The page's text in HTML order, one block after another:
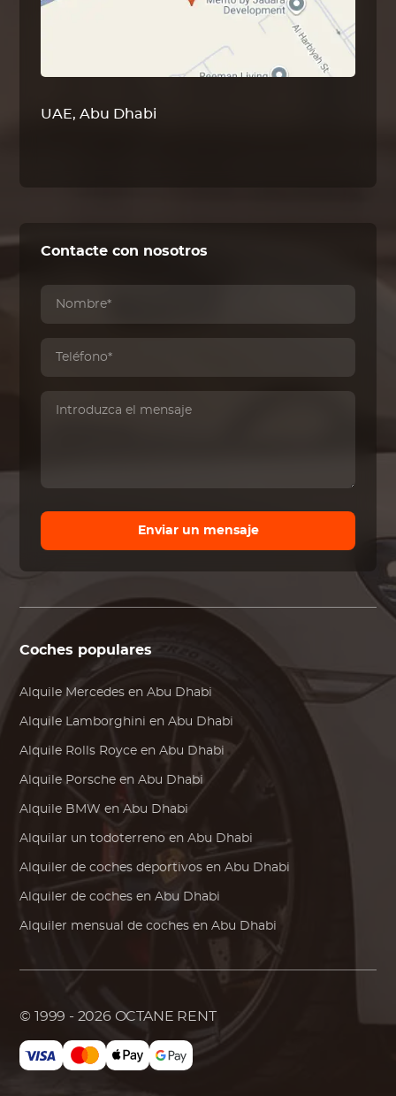
UAE, Abu Dhabi
Contacte con nosotros
Enviar un mensaje
Coches populares
Alquile Mercedes en Abu Dhabi
Alquile Lamborghini en Abu Dhabi
Alquile Rolls Royce en Abu Dhabi
Alquile Porsche en Abu Dhabi
Alquile BMW en Abu Dhabi
Alquilar un todoterreno en Abu Dhabi
Alquiler de coches deportivos en Abu Dhabi
Alquiler de coches en Abu Dhabi
Alquiler mensual de coches en Abu Dhabi
© 1999 - 2026 OCTANE RENT